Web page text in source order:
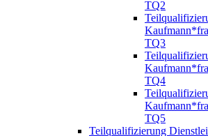
TQ2
TQ3
TQ4
TQ5
Teilqualifizierung